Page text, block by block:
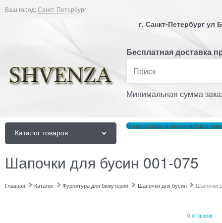
Ваш город:Санкт-Петербург
г. Санкт-Петербург
Бесплатная доставка
Минимальная сумма
Каталог товаров
О насБонусы и гарантии
Шапочки для бусин 001-075
Главная Каталог Фурнитура для бижутерии Шапочки для бусин Шапочки
0 отзывов